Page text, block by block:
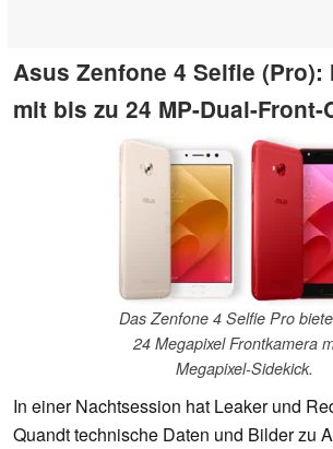
Asus Zenfone 4 Selfie (Pro):
mit bis zu 24 MP-Dual-Front-
Das Zenfone 4 Selfie Pro
24 Megapixel Frontkamera
Megapixel-Sidekick.
In einer Nachtsession hat Leaker und
Quandt technische Daten und Bilder zu